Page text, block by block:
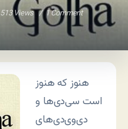
513 Views 1 Comment
هنوز که هنوز
است سی‌دی‌ها و
دی‌وی‌دی‌های